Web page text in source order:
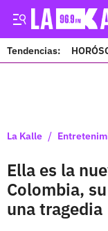
Tendencias:
La Kalle /
Ella es la
Colombia,
una tragedia